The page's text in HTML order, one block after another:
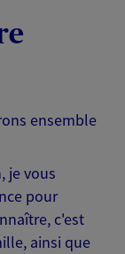
ensemble
je vous
pour
c'est
ainsi que